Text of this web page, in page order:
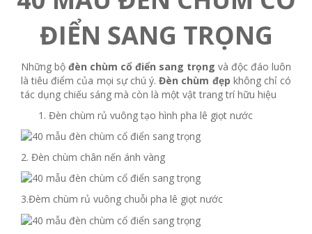
ĐIỂN SANG TRỌNG
Những bộ đèn chùm cổ điển sang trọng và độc đáo luôn
là tiêu điểm của mọi sự chú ý.Đèn chùm đẹp không chỉ có
tác dụng chiếu sáng mà còn là một vật trang trí hữu hiệu
Đèn chùm rủ vuông tạo hình pha lê giọt nước
2. Đèn chùm chân nến ánh vàng
3.Đèm chùm rủ vuông chuỗi pha lê giọt nước